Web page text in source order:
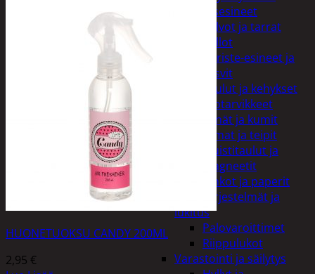
Sisustusesineet
Kalvot ja tarrat
Kellot
Koriste-esineet ja
kasvit
Taulut ja kehykset
Toimistotarvikkeet
Kynät ja kumit
Liimat ja teipit
Muistitaulut ja
magneetit
Vihkot ja paperit
Turvajärjestelmät ja
lukitus
Palovaroittimet
Riippulukot
Varastointi ja säilytys
HUONETUOKSU CANDY 200ML
2,95 €